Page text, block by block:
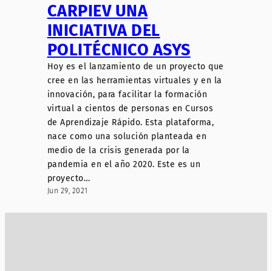
CARPIEV UNA
INICIATIVA DEL
POLITÉCNICO ASYS
Hoy es el lanzamiento de un proyecto que
cree en las herramientas virtuales y en la
innovación, para facilitar la formación
virtual a cientos de personas en Cursos
de Aprendizaje Rápido. Esta plataforma,
nace como una solución planteada en
medio de la crisis generada por la
pandemia en el año 2020. Este es un
proyecto…
Jun 29, 2021